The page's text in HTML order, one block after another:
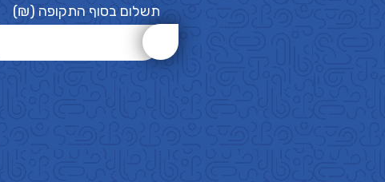
תשלום בסוף התקופה (₪)